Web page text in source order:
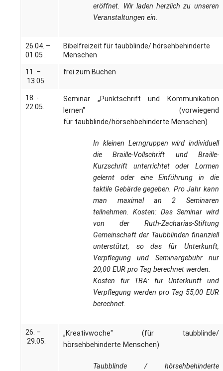
eröffnet. Wir laden herzlich zu unseren
Veranstaltungen ein.
26.04. –
01.05 .
Bibelfreizeit für taubblinde/ hörsehbehinderte
Menschen
11. –
13.05.
frei zum Buchen
18. -
22.05.
Seminar „Punktschrift und Kommunikation
lernen" (vorwiegend
für taubblinde/hörsehbehinderte Menschen)
In kleinen Lerngruppen wird individuell
die Braille-Vollschrift und Braille-
Kurzschrift unterrichtet oder Lormen
gelernt oder eine Einführung in die
taktile Gebärde gegeben. Pro Jahr kann
man maximal an 2 Seminaren
teilnehmen. Kosten: Das Seminar wird
von der Ruth-Zacharias-Stiftung
Gemeinschaft der Taubblinden finanziell
unterstützt, so das für Unterkunft,
Verpflegung und Seminargebühr nur
20,00 EUR pro Tag berechnet werden.
Kosten für TBA: für Unterkunft und
Verpflegung werden pro Tag 55,00 EUR
berechnet.
26. –
29.05.
„Kreativwoche" (für taubblinde/
hörsehbehinderte Menschen)
Taubblinde / hörsehbehinderte